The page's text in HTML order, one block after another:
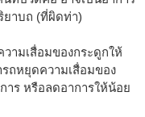
ยาบถ (ที่ผิดท่า)
ามเสื่อมของกระดูกให้
ถหยุดความเสื่อมของ
ร หรือลดอาการให้น้อย